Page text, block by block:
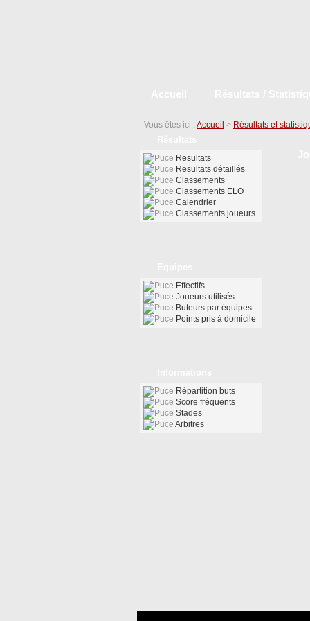
Vous êtes ici : Accueil > Résultats et
Resultats
Resultats détaillés
Classements
Classements ELO
Calendrier
Classements joueurs
Effectifs
Joueurs utilisés
Buteurs par équipes
Points pris à domicile
Répartition buts
Score fréquents
Stades
Arbitres